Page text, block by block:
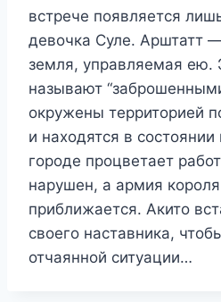
встрече появляется
девочка Суле. Арштатт
земля, управляемая ею.
называют
окружены территорией
и находятся в
городе процветает
нарушен, а армия
приближается. Акито
своего наставника,
отчаянной ситуации…